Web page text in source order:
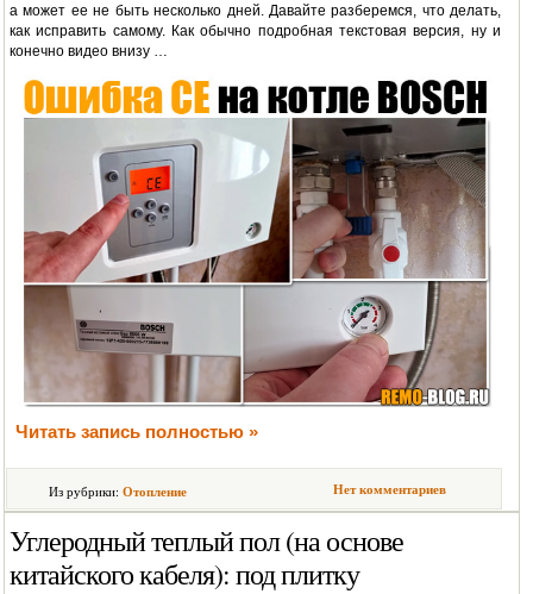
а может ее не быть несколько дней. Давайте разберемся, что делать,
как исправить самому. Как обычно подробная текстовая версия, ну и
конечно видео внизу …
Читать запись полностью »
Нет комментариев
Из рубрики: Отопление
Углеродный теплый пол (на основе
китайского кабеля): под плитку